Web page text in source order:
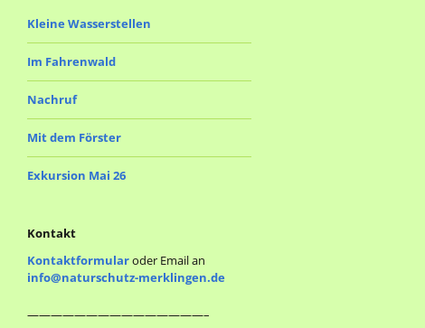
Kleine Wasserstellen
Im Fahrenwald
Nachruf
Mit dem Förster
Exkursion Mai 26
Kontakt
Kontaktformularoder Email an
info@naturschutz-merklingen.de
———————————————–